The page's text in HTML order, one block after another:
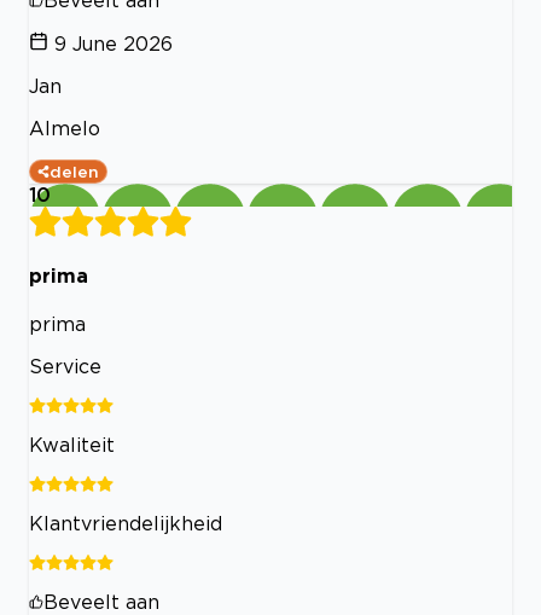
9 June 2026
Jan
Almelo
delen
10
prima
prima
Service
Kwaliteit
Klantvriendelijkheid
Beveelt aan